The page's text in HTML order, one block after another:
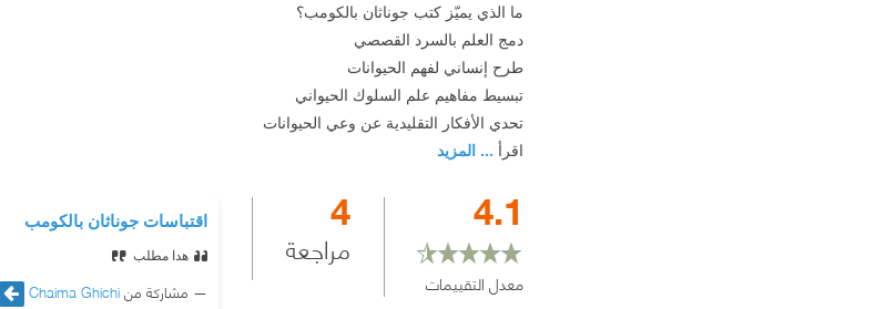
ما الذي يميّز كتب جوناثان بالكومب؟
دمج العلم بالسرد القصصي
طرح إنساني لفهم الحيوانات
تبسيط مفاهيم علم السلوك الحيواني
تحدي الأفكار التقليدية عن وعي الحيوانات
اقرأ ... المزيد
4.1
معدل التقييمات
4
مراجعة
اقتباسات جوناثان بالكومب
هدا مطلب
مشاركة منChaima Ghichi